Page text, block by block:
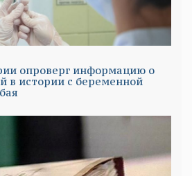
опроверг информацию о
в истории с беременной